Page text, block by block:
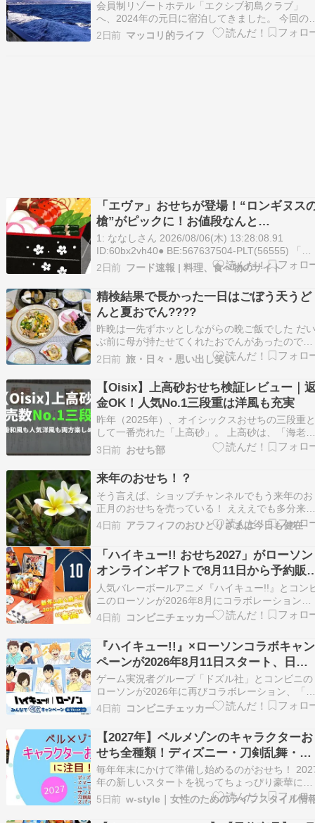
で家族6人で満喫！
会員制リゾートホテル「エクシブ初島クラブ」
へ、2024年の元日に宿泊してきました。 今回の
ンバーは、我が家4人と妻の両親2人の合計6人。
これまでエクシブ箱根離宮や湯河原離宮には何度
2日前 マッコリ的ライフ
「エヴァ」おせちが登場！“ロンギヌス
槍”がピックに！お値段なんと…
1: ななしさん 2026/08/06(木) 13:28:08.91
ID:60bx2vh40● BE:567637504-PLT(56555) 「エ
ヴァ」おせちが登場！シンジが作ったお弁当メニ
ューや“ロンギヌスの槍”が ...
2日前 フード速報 | 料理、食べ物のサイト
精検結果で長かった一日はごぼう天うど
んと夏おでん????
昨晩は一先ずホッとしながらの晩ご飯でした だ
ぶ前に母が持たせてくれたおでんがあったのでは
んぺんをプラスして、 豚肉と豆腐のゴーヤチャ
プルーを作り、しらす冷奴などをおかずに サン
リーの東京クラフトで✨良かった～✨の乾杯でし
た???? 中皿はいま見るとおせちの残りのような
鉾 …
2日前 旅・日々・思い出し笑い
【Oisix】上高砂おせち検証レビュー｜
金OK！人気No.1三段重は洋風も充実
昨年（2025年）、オイシックスおせちの三段重
して一番売れた「上高砂」。 上高砂は、「海老
数の子」といった定番料理に「ローストビーフ、
鮑（あわび）」などの豪華料理が加わったメニュ
ー構成で、外れ料理は他おせちよりもすごく少な
かったです。 まずいと感じたら全額返金保証も
いてい…
3日前 おせち部
来年のおせち！？
そう言えば、ショップチャンネルでもう来年のお
正月のおせちを売っている！ えええでも多分来
くらいにはあちこちで予約受付を見かけるように
なる。2026年ももう半分以上過ぎているし
な……。
4日前 アラフィフのおひとりさまは今日も健在
「ハイキュー!! おせち2027」がローソン
オンラインギフトで8月11日から予約販
スタート、オリジナル特典『絵皿』『ユ
ニフォーム風風呂敷』『コースター』
『デコピック』『袋付き祝箸』付き。豪
人気バレーボールアニメ『ハイキュー!!』とコン
ニのローソンが2026年8月にコラボレーション。
その一環で、オリジナル特典付き「ハイキュー!!
おせち2027」の予約販売がローソンオンライン
フトで2026年8月11日(火) 10:00からスタートし
す。 「ハイキュー!! お…
4日前 コンビニチェッカー
『ハイキュー!!』×ローソンコラボキャン
ペーンが2026年8月11日スタート、日向
翔陽＆影山飛雄や小学生時代の孤爪研磨
及川徹たちが登場。「クリアファイル」
「コースター」配布や「ぐんぐんヨーグ
施。コラボグッズの店頭販売・予約販売
もあり
ゲーム実況者グループ「ドズル社」とコンビニの
ローソンが2026年に再びコラボレーション、「
ズル社×ローソン コラボキャンペーン」が2026年
7月21日(火)からスタートします。 今回のドズル
社×ローソンコラボではメンバーが「マーチング
ンド衣装」など3つの衣装で登場し、「クリ…
4日前 コンビニチェッカー
【2027年】ベルメゾンのキャラクターお
せち全種類！ディズニー・刀剣乱舞・ム
ーミンなど紹介
毎年年末にかけて準備し始めるのがおせち！
年の新しいスタートを祝ってちょっぴり豪華に迎
えたいものですね。 例年早めに用意する方も増
ていると思いますが、手作り派の方も通販派の方
も今回は、ちょっとユニークにお正月を […]
5日前 w-style｜女性のためのライフスタイル情